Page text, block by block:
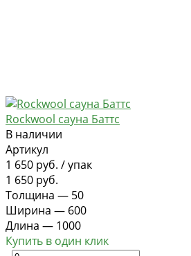
Rockwool сауна Баттс
В наличии
Артикул
1 650 руб. /упак
1 650 руб.
Толщина — 50
Ширина — 600
Длина — 1000
Купить в один клик